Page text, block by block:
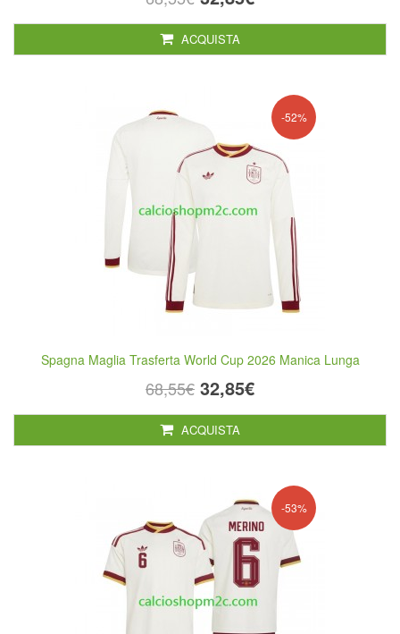
ACQUISTA
-52%
Spagna Maglia Trasferta World Cup 2026 Manica Lunga
68,55€ 32,85€
ACQUISTA
-53%